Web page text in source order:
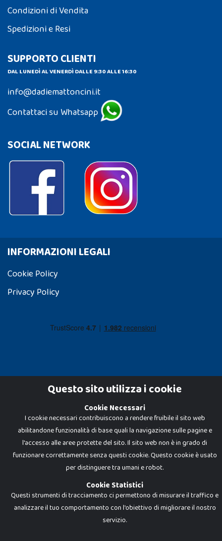
Condizioni di Vendita
Spedizioni e Resi
SUPPORTO CLIENTI
DAL LUNEDÌ AL VENERDÌ DALLE 9:30 ALLE 16:30
info@dadiemattoncini.it
Contattaci su Whatsapp
SOCIAL NETWORK
INFORMAZIONI LEGALI
Cookie Policy
Privacy Policy
Dadi e Mattoncini è un brand di Giocabene Srl. Ogni riproduzione o utilizzo non
espressamente autorizzato è severamente vietato. Tutti i loghi, marchi,
brand elencati nel presente shop sono di proprietà dei rispettivi titolari.
I prezzi e le promozioni pubblicate potrebbero differire da quanto esposto in
negozio.
Giocabene Srl - via della Posta 8, 20123 Milano (MI)
P.IVA 02608090425 - REA AN201199 - C.S. 10.000 i.v.
Questo sito utilizza i cookie
Cookie Necessari
I cookie necessari contribuiscono a rendere fruibile il sito web
abilitandone funzionalità di base quali la navigazione sulle pagine e
l'accesso alle aree protette del sito. Il sito web non è in grado di
funzionare correttamente senza questi cookie. Questo cookie è usato
per distinguere tra umani e robot.
Cookie Statistici
Questi strumenti di tracciamento ci permettono di misurare il traffico e
analizzare il tuo comportamento con l'obiettivo di migliorare il nostro
servizio.